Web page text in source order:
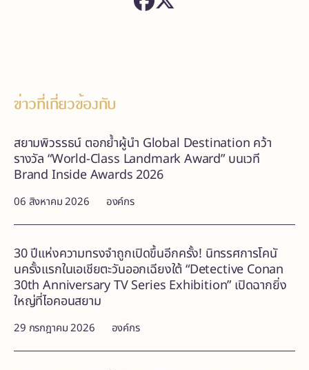
ข่าวที่เกี่ยวข้องกับ
06 สิงหาคม 2026 องค์กร
สยามพิวรรธน์ ตอกย้ำผู้นำ Global Destination คว้า
รางวัล “World-Class Landmark Award” บนเวที
Brand Inside Awards 2026
29 กรกฎาคม 2026 องค์กร
30 ปีแห่งความทรงจำถูกเปิดขึ้นอีกครั้ง! นิทรรศการโคนั
นครั้งแรกในเอเชียตะวันออกเฉียงใต้ “Detective Conan
30th Anniversary TV Series Exhibition” เปิดฉากยิ่ง
ใหญ่ที่ไอคอนสยาม